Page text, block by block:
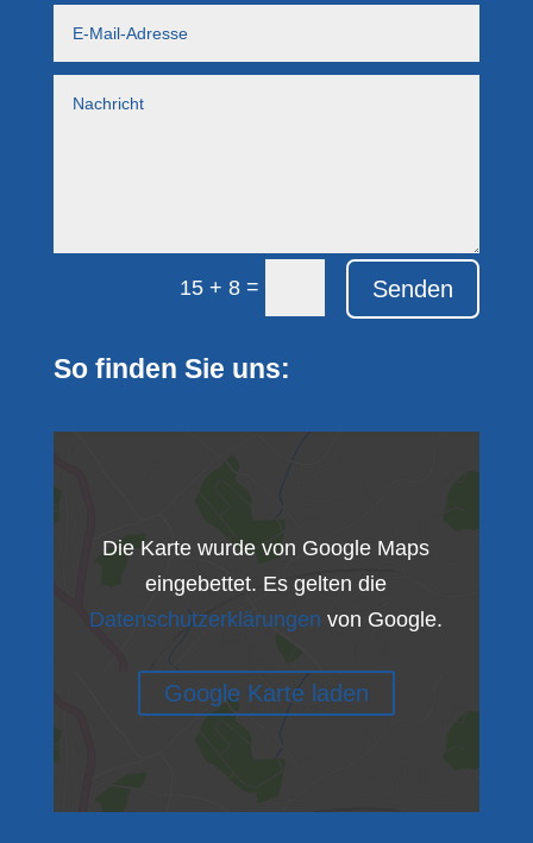
15 + 8 = Senden
So finden Sie uns:
Die Karte wurde von Google Maps
eingebettet. Es gelten die
Datenschutzerklärungen von Google.
Google Karte laden